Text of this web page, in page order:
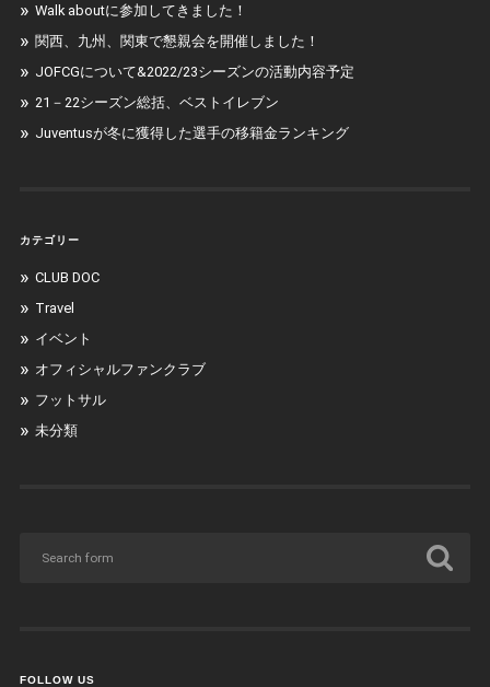
Walk aboutに参加してきました！
関西、九州、関東で懇親会を開催しました！
JOFCGについて&2022/23シーズンの活動内容予定
21－22シーズン総括、ベストイレブン
Juventusが冬に獲得した選手の移籍金ランキング
カテゴリー
CLUB DOC
Travel
イベント
オフィシャルファンクラブ
フットサル
未分類
FOLLOW US